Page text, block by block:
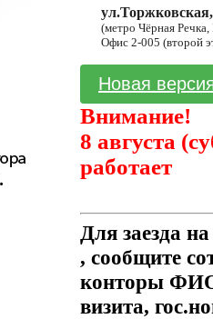
(метро Чёрная
Офис 2-005 (второй
Новая
Внимание!
8 августа
работает
Для заезда
, сообщите
конторы ФИО
визита,